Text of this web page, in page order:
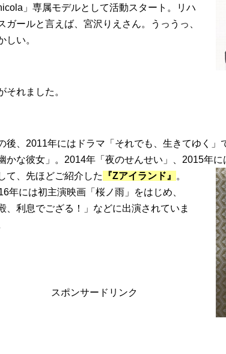
nicola」専属モデルとして活動スタート。リハ
ガールと言えば、宮沢りえさん。うっうっ、
しい。
それました。
後、2011年にはドラマ「それでも、生きてゆく
幽かな彼女」。2014年「夜のせんせい」、2015年に
て、先ほどご紹介した
『Zアイランド』
。
年には初主演映画「桜ノ雨」をはじめ、
殿、利息でござる！」などに出演されていま
スポンサードリンク